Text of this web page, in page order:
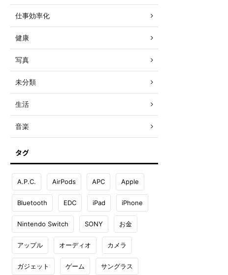
仕事効率化
健康
写真
未分類
生活
音楽
タグ
A.P.C. AirPods APC Apple
Bluetooth EDC iPad iPhone
Nintendo Switch SONY お金
アップル オーディオ カメラ
ガジェット ゲーム サングラス